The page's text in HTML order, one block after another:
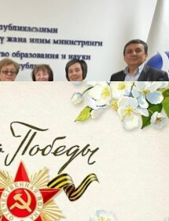
20.07.2026
Медиа
СУЗАКТА 750
ПАЙДАЛАНУУГА
07.08.2025
Улуу Жеңиштин жандуу
29.04.2025
Награды в преддверии
29.04.2025